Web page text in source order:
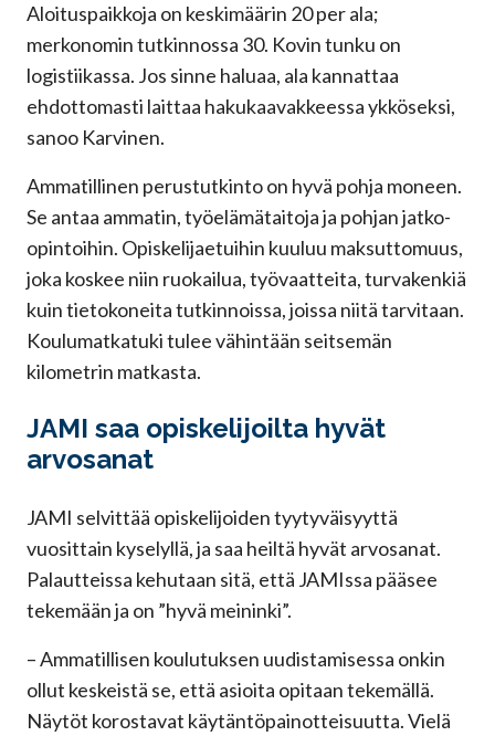
Aloituspaikkoja on keskimäärin 20 per ala;
merkonomin tutkinnossa 30. Kovin tunku on
logistiikassa. Jos sinne haluaa, ala kannattaa
ehdottomasti laittaa hakukaavakkeessa ykköseksi,
sanoo Karvinen.
Ammatillinen perustutkinto on hyvä pohja moneen.
Se antaa ammatin, työelämätaitoja ja pohjan jatko-
opintoihin. Opiskelijaetuihin kuuluu maksuttomuus,
joka koskee niin ruokailua, työvaatteita, turvakenkiä
kuin tietokoneita tutkinnoissa, joissa niitä tarvitaan.
Koulumatkatuki tulee vähintään seitsemän
kilometrin matkasta.
JAMI saa opiskelijoilta hyvät
arvosanat
JAMI selvittää opiskelijoiden tyytyväisyyttä
vuosittain kyselyllä, ja saa heiltä hyvät arvosanat.
Palautteissa kehutaan sitä, että JAMIssa pääsee
tekemään ja on ”hyvä meininki”.
– Ammatillisen koulutuksen uudistamisessa onkin
ollut keskeistä se, että asioita opitaan tekemällä.
Näytöt korostavat käytäntöpainotteisuutta. Vielä